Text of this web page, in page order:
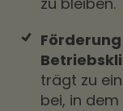
trägt zu
bei, in